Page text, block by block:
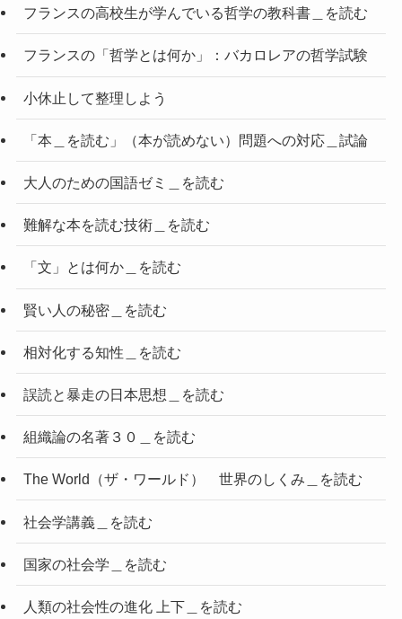
フランスの高校生が学んでいる哲学の教科書＿を読む
フランスの「哲学とは何か」：バカロレアの哲学試験
小休止して整理しよう
「本＿を読む」（本が読めない）問題への対応＿試論
大人のための国語ゼミ＿を読む
難解な本を読む技術＿を読む
「文」とは何か＿を読む
賢い人の秘密＿を読む
相対化する知性＿を読む
誤読と暴走の日本思想＿を読む
組織論の名著３０＿を読む
The World（ザ・ワールド） 世界のしくみ＿を読む
社会学講義＿を読む
国家の社会学＿を読む
人類の社会性の進化 上下＿を読む